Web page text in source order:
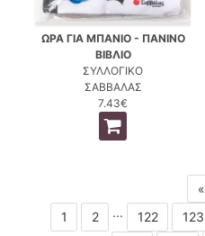
ΩΡΑ ΓΙΑ ΜΠΑΝΙΟ - ΠΑΝΙΝΟ
ΒΙΒΛΙΟ
ΣΥΛΛΟΓΙΚΟ
ΣΑΒΒΑΛΑΣ
7.43€
«
1
2 ... 122 123